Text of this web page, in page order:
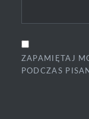
ZAPAMIĘTAJ
PODCZAS